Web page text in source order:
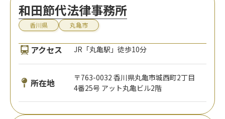
和田節代法律事務所
香川県 丸亀市
アクセス JR「丸亀駅」徒歩10分
所在地
〒763-0032 香川県丸亀市城西町2丁目
4番25号 アット丸亀ビル2階